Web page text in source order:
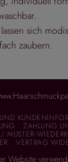
sich
zaubern.
ZAHLUNG
MUSTER-
VERTRAG
Website